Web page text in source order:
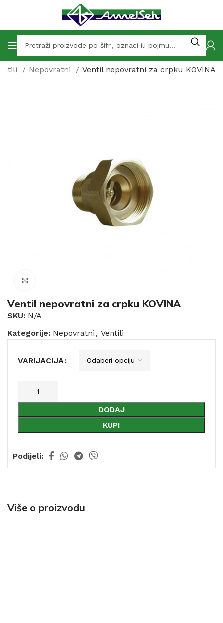
Nepovratni Ventil nepovratni za crpku KOVINA
Ventil nepovratni za crpku KOVINA
SKU: N/A
Kategorije: Nepovratni , Ventili
VARIJACIJA
DODAJ
KUPI
Podijeli:
Više o proizvodu